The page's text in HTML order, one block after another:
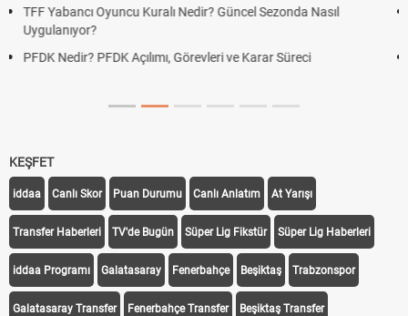
Deplasman Golü Kuralı Nedir? Hangi Organizasyonlarda
Uygulanıyor?
DGS Sonuçları Ne Zaman Açıklanacak 2026? ÖSYM Sonuç
KEŞFET
iddaa Canlı Skor Puan Durumu Canlı Anlatım At Yarışı
Transfer Haberleri TV'de Bugün Süper Lig Fikstür Süper Lig Haberleri
iddaa Programı Galatasaray Fenerbahçe Beşiktaş Trabzonspor
Galatasaray Transfer Fenerbahçe Transfer Beşiktaş Transfer